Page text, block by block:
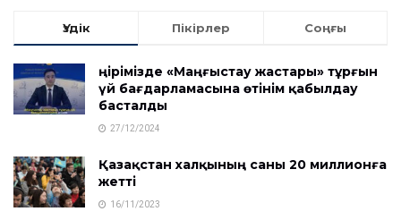
Үздік Пікірлер Соңғы
Өңірімізде «Маңғыстау жастары» тұрғын
үй бағдарламасына өтінім қабылдау
басталды
27/12/2024
Қазақстан халқының саны 20 миллионға
жетті
16/11/2023